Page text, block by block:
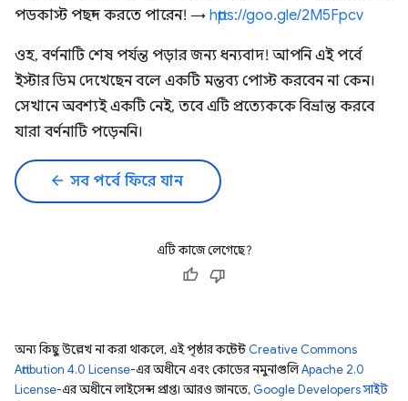
পডকাস্ট পছন্দ করতে পারেন! → https://goo.gle/2M5Fpcv
ওহ, বর্ণনাটি শেষ পর্যন্ত পড়ার জন্য ধন্যবাদ! আপনি এই পর্বে
ইস্টার ডিম দেখেছেন বলে একটি মন্তব্য পোস্ট করবেন না কেন।
সেখানে অবশ্যই একটি নেই, তবে এটি প্রত্যেককে বিভ্রান্ত করবে
যারা বর্ণনাটি পড়েননি।
arrow_back সব পর্বে ফিরে যান
এটি কাজে লেগেছে?
অন্য কিছু উল্লেখ না করা থাকলে, এই পৃষ্ঠার কন্টেন্ট Creative Commons
Attribution 4.0 License-এর অধীনে এবং কোডের নমুনাগুলিApache 2.0
License-এর অধীনে লাইসেন্স প্রাপ্ত। আরও জানতে, Google Developers সাইট